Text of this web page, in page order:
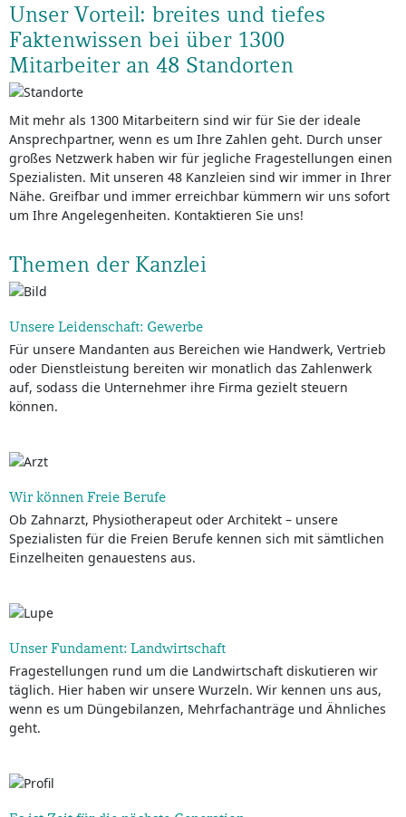
Unser Vorteil: breites und tiefes
Faktenwissen bei über 1300
Mitarbeiter an 48 Standorten
Mit mehr als 1300 Mitarbeitern sind wir für Sie der ideale
Ansprechpartner, wenn es um Ihre Zahlen geht. Durch unser
großes Netzwerk haben wir für jegliche Fragestellungen einen
Spezialisten. Mit unseren 48 Kanzleien sind wir immer in Ihrer
Nähe. Greifbar und immer erreichbar kümmern wir uns sofort
um Ihre Angelegenheiten. Kontaktieren Sie uns!
Themen der Kanzlei
Unsere Leidenschaft: Gewerbe
Für unsere Mandanten aus Bereichen wie Handwerk, Vertrieb
oder Dienstleistung bereiten wir monatlich das Zahlenwerk
auf, sodass die Unternehmer ihre Firma gezielt steuern
können.
Wir können Freie Berufe
Ob Zahnarzt, Physiotherapeut oder Architekt – unsere
Spezialisten für die Freien Berufe kennen sich mit sämtlichen
Einzelheiten genauestens aus.
Unser Fundament: Landwirtschaft
Fragestellungen rund um die Landwirtschaft diskutieren wir
täglich. Hier haben wir unsere Wurzeln. Wir kennen uns aus,
wenn es um Düngebilanzen, Mehrfachanträge und Ähnliches
geht.